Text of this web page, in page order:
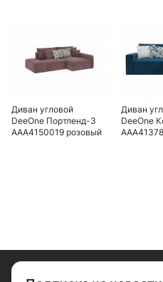
Диван угловой
DeeOne Портленд-3
AAA4150019 розовый
Диван
DeeOne